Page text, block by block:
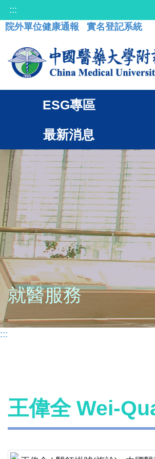
:::
院外單位健康通報
實名登記系統
ESG專區
最新消息
就醫服務
:::
王偉全 Wei-